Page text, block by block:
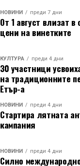
НОВИНИ преди 7 дни
От 1 август влизат
цени на винетките
КУЛТУРА преди 4 дни
30 участници
на традиционните
Етър-а
НОВИНИ преди 4 дни
Стартира лятната
кампания
НОВИНИ преди 4 дни
Силно